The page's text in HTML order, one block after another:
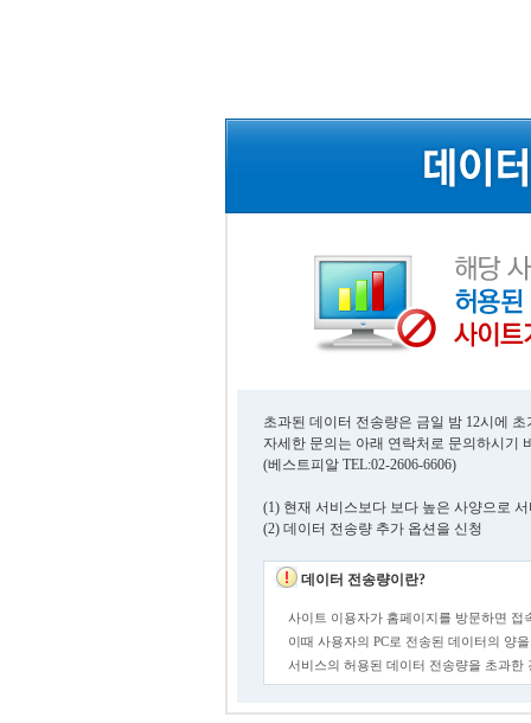
초과된 데이터 전송량은 금일 밤 12시에
자세한 문의는 아래 연락처로 문의하시기
(베스트피알 TEL:02-2606-6606)
(1) 현재 서비스보다 보다 높은 사양으로
(2) 데이터 전송량 추가 옵션을 신청
데이터 전송량이란?
사이트 이용자가 홈페이지를 방문하면 접
이때 사용자의 PC로 전송된 데이터의 양
서비스의 허용된 데이터 전송량을 초과